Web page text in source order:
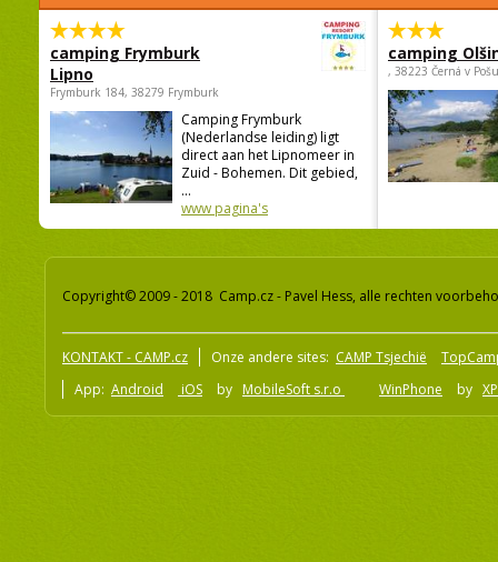
camping Frymburk
Lipno
Frymburk 184, 38279 Frymburk
Camping Frymburk
(Nederlandse leiding) ligt
direct aan het Lipnomeer in
Zuid - Bohemen. Dit gebied,
...
www pagina's
camping
, 38223 Černá v
Copyright© 2009 - 2018 Camp.cz - Pavel Hess, alle rechten
KONTAKT - CAMP.cz Onze andere sites: CAMP Tsjechië
App: Android iOS by MobileSoft s.r.o WinPhone by